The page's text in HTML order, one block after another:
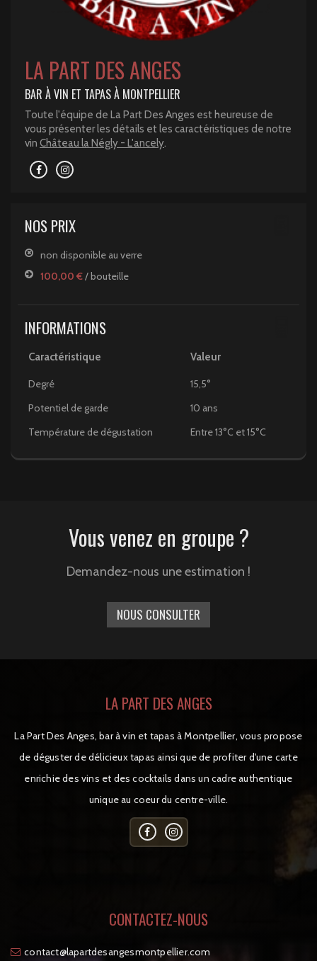
LA PART DES ANGES
BAR À VIN ET TAPAS À MONTPELLIER
Toute l'équipe de La Part Des Anges est heureuse de
vous présenter les détails et les caractéristiques de notre
vin Château la Négly - L'ancely.
NOS PRIX
non disponible au verre
100,00 €/ bouteille
INFORMATIONS
Caractéristique Valeur
Degré
15,5°
Potentiel de garde
10 ans
Température de dégustation
Entre 13°C et 15°C
Vous venez en groupe ?
Demandez-nous une estimation !
NOUS CONSULTER
LA PART DES ANGES
La Part Des Anges, bar à vin et tapas à Montpellier, vous propose
de déguster de délicieux tapas ainsi que de profiter d'une carte
enrichie des vins et des cocktails dans un cadre authentique
unique au coeur du centre-ville.
CONTACTEZ-NOUS
moc.reilleptnomsegnasedtrapal@
tcatnoc